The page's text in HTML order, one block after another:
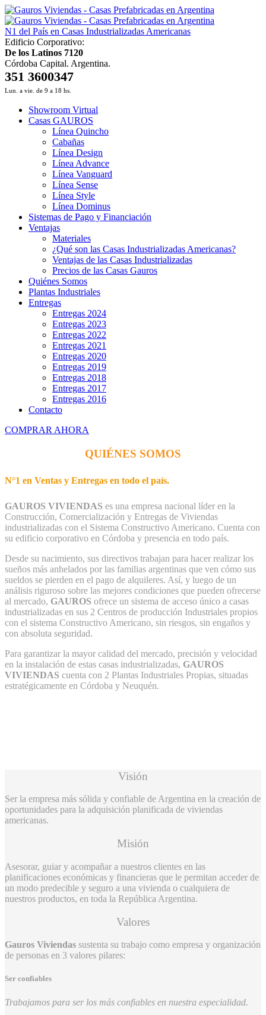
N1 del País en Casas Industrializadas Americanas
Edificio Corporativo:
De los Latinos 7120
Córdoba Capital. Argentina.
351 3600347
Lun. a vie. de 9 a 18 hs.
Showroom Virtual
Casas GAUROS
Línea Quincho
Cabañas
Línea Design
Línea Advance
Línea Vanguard
Línea Sense
Línea Style
Línea Dominus
Sistemas de Pago y Financiación
Ventajas
Materiales
¿Qué son las Casas Industrializadas Americanas?
Ventajas de las Casas Industrializadas
Precios de las Casas Gauros
Quiénes Somos
Plantas Industriales
Entregas
Entregas 2024
Entregas 2023
Entregas 2022
Entregas 2021
Entregas 2020
Entregas 2019
Entregas 2018
Entregas 2017
Entregas 2016
Contacto
COMPRAR AHORA
QUIÉNES SOMOS
N°1 en Ventas y Entregas en todo el país.
GAUROS VIVIENDAS es una empresa nacional líder en la
Construcción, Comercialización y Entregas de Viviendas
industrializadas con el Sistema Constructivo Americano. Cuenta con
su edificio corporativo en Córdoba y presencia en todo país.
Desde su nacimiento, sus directivos trabajan para hacer realizar los
sueños más anhelados por las familias argentinas que ven cómo sus
sueldos se pierden en el pago de alquileres. Así, y luego de un
análisis riguroso sobre las mejores condiciones que pueden ofrecerse
al mercado, GAUROS ofrece un sistema de acceso único a casas
industrializadas en sus 2 Centros de producción Industriales propios
con el sistema Constructivo Americano, sin riesgos, sin engaños y
con absoluta seguridad.
Para garantizar la mayor calidad del mercado, precisión y velocidad
en la instalación de estas casas industrializadas, GAUROS
VIVIENDAS cuenta con 2 Plantas Industriales Propias, situadas
estratégicamente en Córdoba y Neuquén.
Visión
Ser la empresa más sólida y confiable de Argentina en la creación de
oportunidades para la adquisición planificada de viviendas
americanas.
Misión
Asesorar, guiar y acompañar a nuestros clientes en las
planificaciones económicas y financieras que le permitan acceder de
un modo predecible y seguro a una vivienda o cualquiera de
nuestros productos, en toda la República Argentina.
Valores
Gauros Viviendas sustenta su trabajo como empresa y organización
de personas en 3 valores pilares:
Ser confiables
Trabajamos para ser los más confiables en nuestra especialidad.